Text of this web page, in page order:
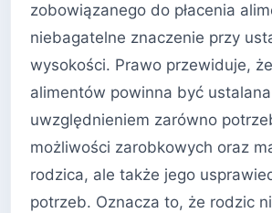
zobowiązanego do płacenia
niebagatelne znaczenie przy
wysokości. Prawo przewiduje,
alimentów powinna być
uwzględnieniem zarówno
możliwości zarobkowych oraz
rodzica, ale także jego
potrzeb. Oznacza to, że rodzic